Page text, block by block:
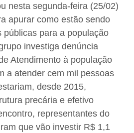
nesta segunda-feira (25/02)
apurar como estão sendo
públicas para a população
investiga denúncia
Atendimento à população
a atender cem mil pessoas
desde 2015,
precária e efetivo
representantes do
que vão investir R$ 1,1